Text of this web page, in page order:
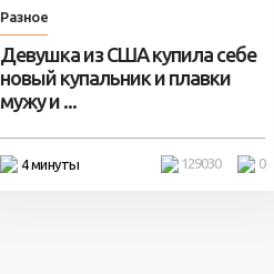
Разное
Девушка из США купила себе
новый купальник и плавки
мужу и ...
4 минуты 0
129030